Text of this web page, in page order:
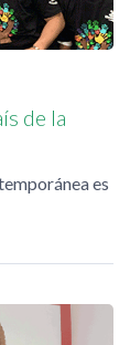
de la
es